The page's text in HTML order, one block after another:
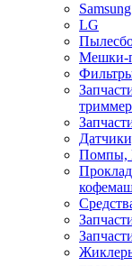
Samsung
LG
Мешки-
Помпы,